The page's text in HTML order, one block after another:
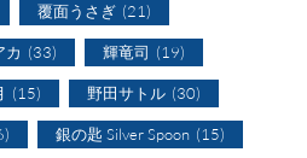
覆面うさぎ (21)
カ (33) 輝竜司 (19)
(15) 野田サトル (30)
銀の匙 Silver Spoon (15)